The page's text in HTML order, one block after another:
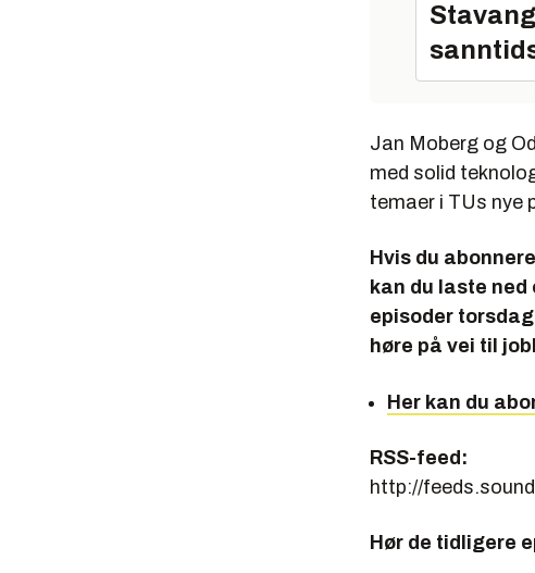
Jan Moberg og
med solid
temaer i TUs nye
Hvis du
kan du laste
episoder
høre på vei til
Her kan du
RSS-feed:
http://
Hør de tidligere